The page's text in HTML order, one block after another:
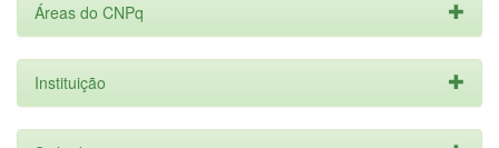
Áreas do CNPq
Instituição